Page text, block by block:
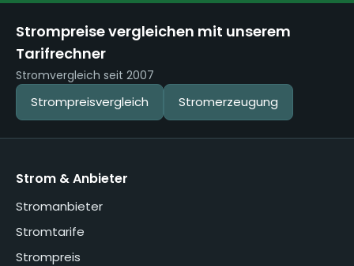
Strompreise vergleichen mit unserem
Tarifrechner
Stromvergleich seit 2007
Strompreisvergleich Stromerzeugung
Strom & Anbieter
Stromanbieter
Stromtarife
Strompreis